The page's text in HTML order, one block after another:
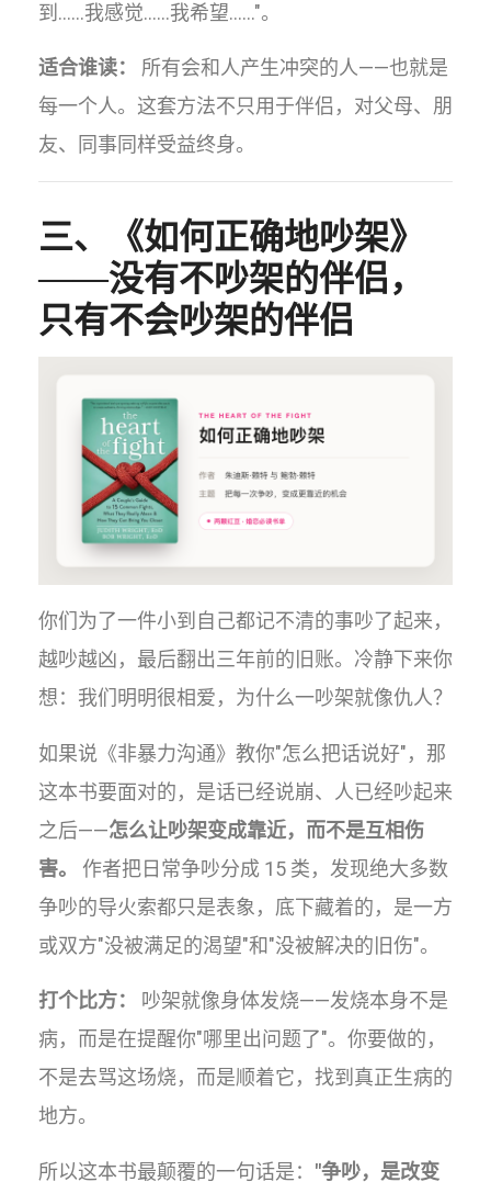
到……我感觉……我希望……"。
适合谁读：
所有会和人产生冲突的人——也就是
每一个人。这套方法不只用于伴侣，对父母、朋
友、同事同样受益终身。
三、《如何正确地吵架》
——没有不吵架的伴侣，
只有不会吵架的伴侣
你们为了一件小到自己都记不清的事吵了起来，
越吵越凶，最后翻出三年前的旧账。冷静下来你
想：我们明明很相爱，为什么一吵架就像仇人？
如果说《非暴力沟通》教你"怎么把话说好"，那
这本书要面对的，是话已经说崩、人已经吵起来
之后——怎么让吵架变成靠近，而不是互相伤
害。
作者把日常争吵分成 15 类，发现绝大多数
争吵的导火索都只是表象，底下藏着的，是一方
或双方"没被满足的渴望"和"没被解决的旧伤"。
打个比方：
吵架就像身体发烧——发烧本身不是
病，而是在提醒你"哪里出问题了"。你要做的，
不是去骂这场烧，而是顺着它，找到真正生病的
地方。
所以这本书最颠覆的一句话是： "争吵，是改变